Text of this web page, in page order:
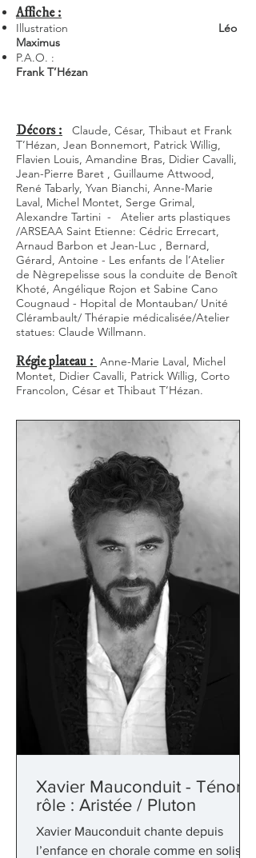
Affiche :
Illustration Léo
Maximus
P.A.O. :
Frank T’Hézan
Décors :
Claude, César, Thibaut et Frank
T’Hézan, Jean Bonnemort, Patrick Willig,
Flavien Louis, Amandine Bras, Didier Cavalli,
Jean-Pierre Baret , Guillaume Attwood,
René Tabarly, Yvan Bianchi, Anne-Marie
Laval, Michel Montet, Serge Grimal,
Alexandre Tartini - Atelier arts plastiques
/ARSEAA Saint Etienne: Cédric Errecart,
Arnaud Barbon et Jean-Luc , Bernard,
Gérard, Antoine - Les enfants de l’Atelier
de Nègrepelisse sous la conduite de Benoît
Khoté, Angélique Rojon et Sabine Cano
Cougnaud - Hopital de Montauban/ Unité
Clérambault/ Thérapie médicalisée/Atelier
statues: Claude Willmann.
Régie plateau :
Anne-Marie Laval, Michel
Montet, Didier Cavalli, Patrick Willig, Corto
Francolon, César et Thibaut T’Hézan.
Xavier Mauconduit - Ténor -
rôle : Aristée / Pluton
Xavier Mauconduit chante depuis
l’enfance en chorale comme en soliste